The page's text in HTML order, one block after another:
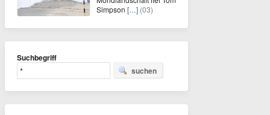
Simpson […] (03)
Suchbegriff
suchen